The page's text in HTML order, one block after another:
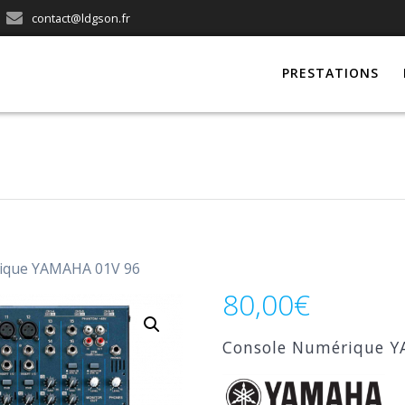
contact@ldgson.fr
PRESTATIONS
YAMAHA 01V 96
80,00€
Console Numérique